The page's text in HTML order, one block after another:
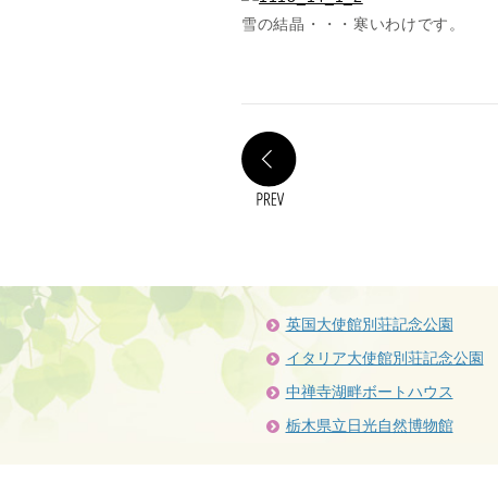
雪の結晶・・・寒いわけです。
英国大使館別荘記念公園
イタリア大使館別荘記念公園
中禅寺湖畔ボートハウス
栃木県立日光自然博物館